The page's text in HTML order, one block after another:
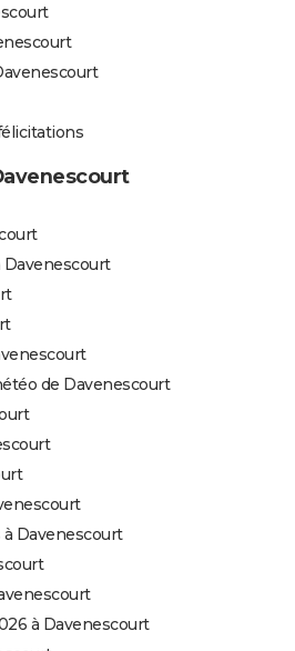
Davenescourt
de Davenescourt
Davenescourt
à Davenescourt